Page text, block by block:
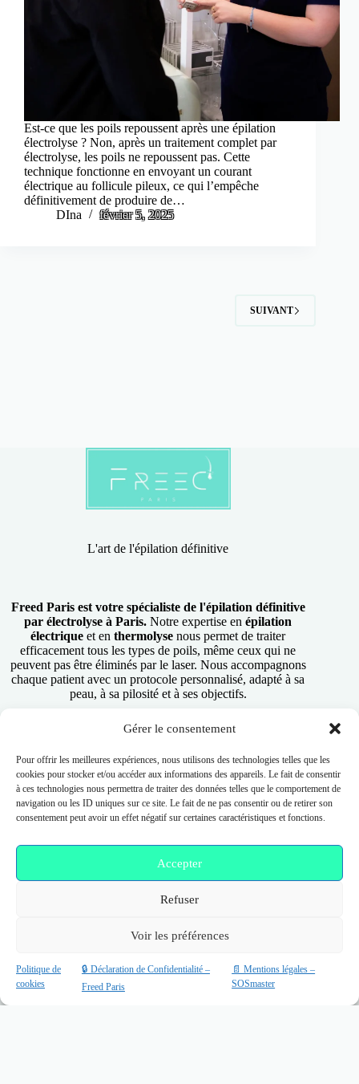
Gérer le consentement
Pour offrir les meilleures expériences, nous utilisons des technologies telles que les
cookies pour stocker et/ou accéder aux informations des appareils. Le fait de consentir
à ces technologies nous permettra de traiter des données telles que le comportement de
navigation ou les ID uniques sur ce site. Le fait de ne pas consentir ou de retirer son
consentement peut avoir un effet négatif sur certaines caractéristiques et fonctions.
Accepter
Refuser
Voir les préférences
Politique de
cookies
🔒 Déclaration de Confidentialité –
Freed Paris
📄 Mentions légales –
SOSmaster
Est-ce que les poils repoussent après une épilation
électrolyse ? Non, après un traitement complet par
électrolyse, les poils ne repoussent pas. Cette
technique fonctionne en envoyant un courant
électrique au follicule pileux, ce qui l’empêche
définitivement de produire de…
DIna
février 5, 2025
SUIVANT
L'art de l'épilation définitive
Freed Paris est votre spécialiste de l'épilation définitive
par électrolyse à Paris. Notre expertise enépilation
électrique et enthermolyse nous permet de traiter
efficacement tous les types de poils, même ceux qui ne
peuvent pas être éliminés par le laser. Nous accompagnons
chaque patient avec un protocole personnalisé, adapté à sa
peau, à sa pilosité et à ses objectifs.
Nos Services
Épilation Électrolyse
Épilation Électrique
Régénération Cellulaire
Peeling
Lumière Pulsée Avancée
Copyright © 2026 - Freed Électrolyse à Paris |Création de
Téléphone